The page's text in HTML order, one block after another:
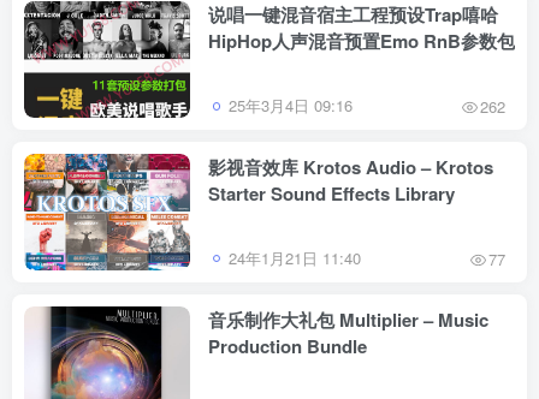
说唱一键混音宿主工程预设Trap嘻哈
HipHop人声混音预置Emo RnB参数包
25年3月4日 09:16 262
影视音效库 Krotos Audio – Krotos
Starter Sound Effects Library
24年1月21日 11:40 77
音乐制作大礼包 Multiplier – Music
Production Bundle